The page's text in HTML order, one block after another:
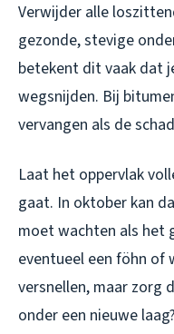
Verwijder alle
gezonde, stevige
betekent dit vaak dat
wegsnijden. Bij
vervangen als de
Laat het oppervlak
gaat. In oktober kan
moet wachten als het
eventueel een föhn
versnellen, maar zorg
onder een nieuwe